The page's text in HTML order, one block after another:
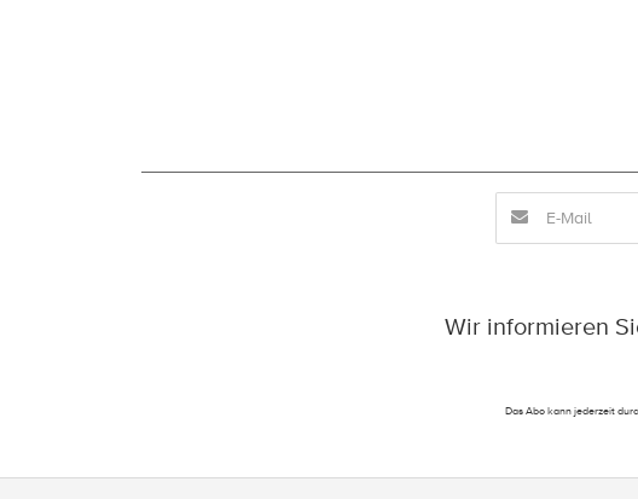
Wir informieren
Das Abo kann jederzeit